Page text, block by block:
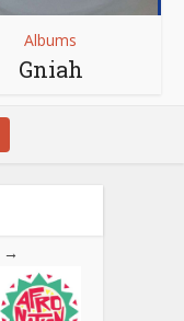
Albums
Gniah
→